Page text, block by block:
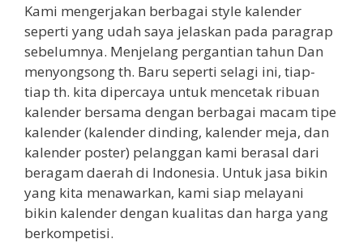
Kami mengerjakan berbagai style kalender
seperti yang udah saya jelaskan pada paragrap
sebelumnya. Menjelang pergantian tahun Dan
menyongsong th. Baru seperti selagi ini, tiap-
tiap th. kita dipercaya untuk mencetak ribuan
kalender bersama dengan berbagai macam tipe
kalender (kalender dinding, kalender meja, dan
kalender poster) pelanggan kami berasal dari
beragam daerah di Indonesia. Untuk jasa bikin
yang kita menawarkan, kami siap melayani
bikin kalender dengan kualitas dan harga yang
berkompetisi.